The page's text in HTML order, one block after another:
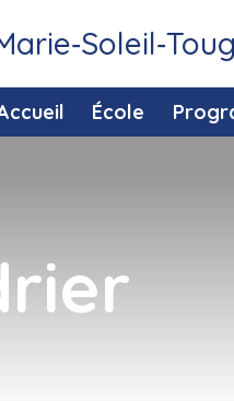
École